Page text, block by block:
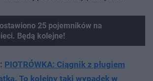
25 pojemników na
Będą kolejne!
PIOTRÓWKA: Ciągnik z pługiem
To kolejny taki wypadek w